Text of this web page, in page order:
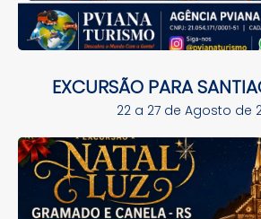
EXCURSÃO PARA
22 a 27 de Agosto de